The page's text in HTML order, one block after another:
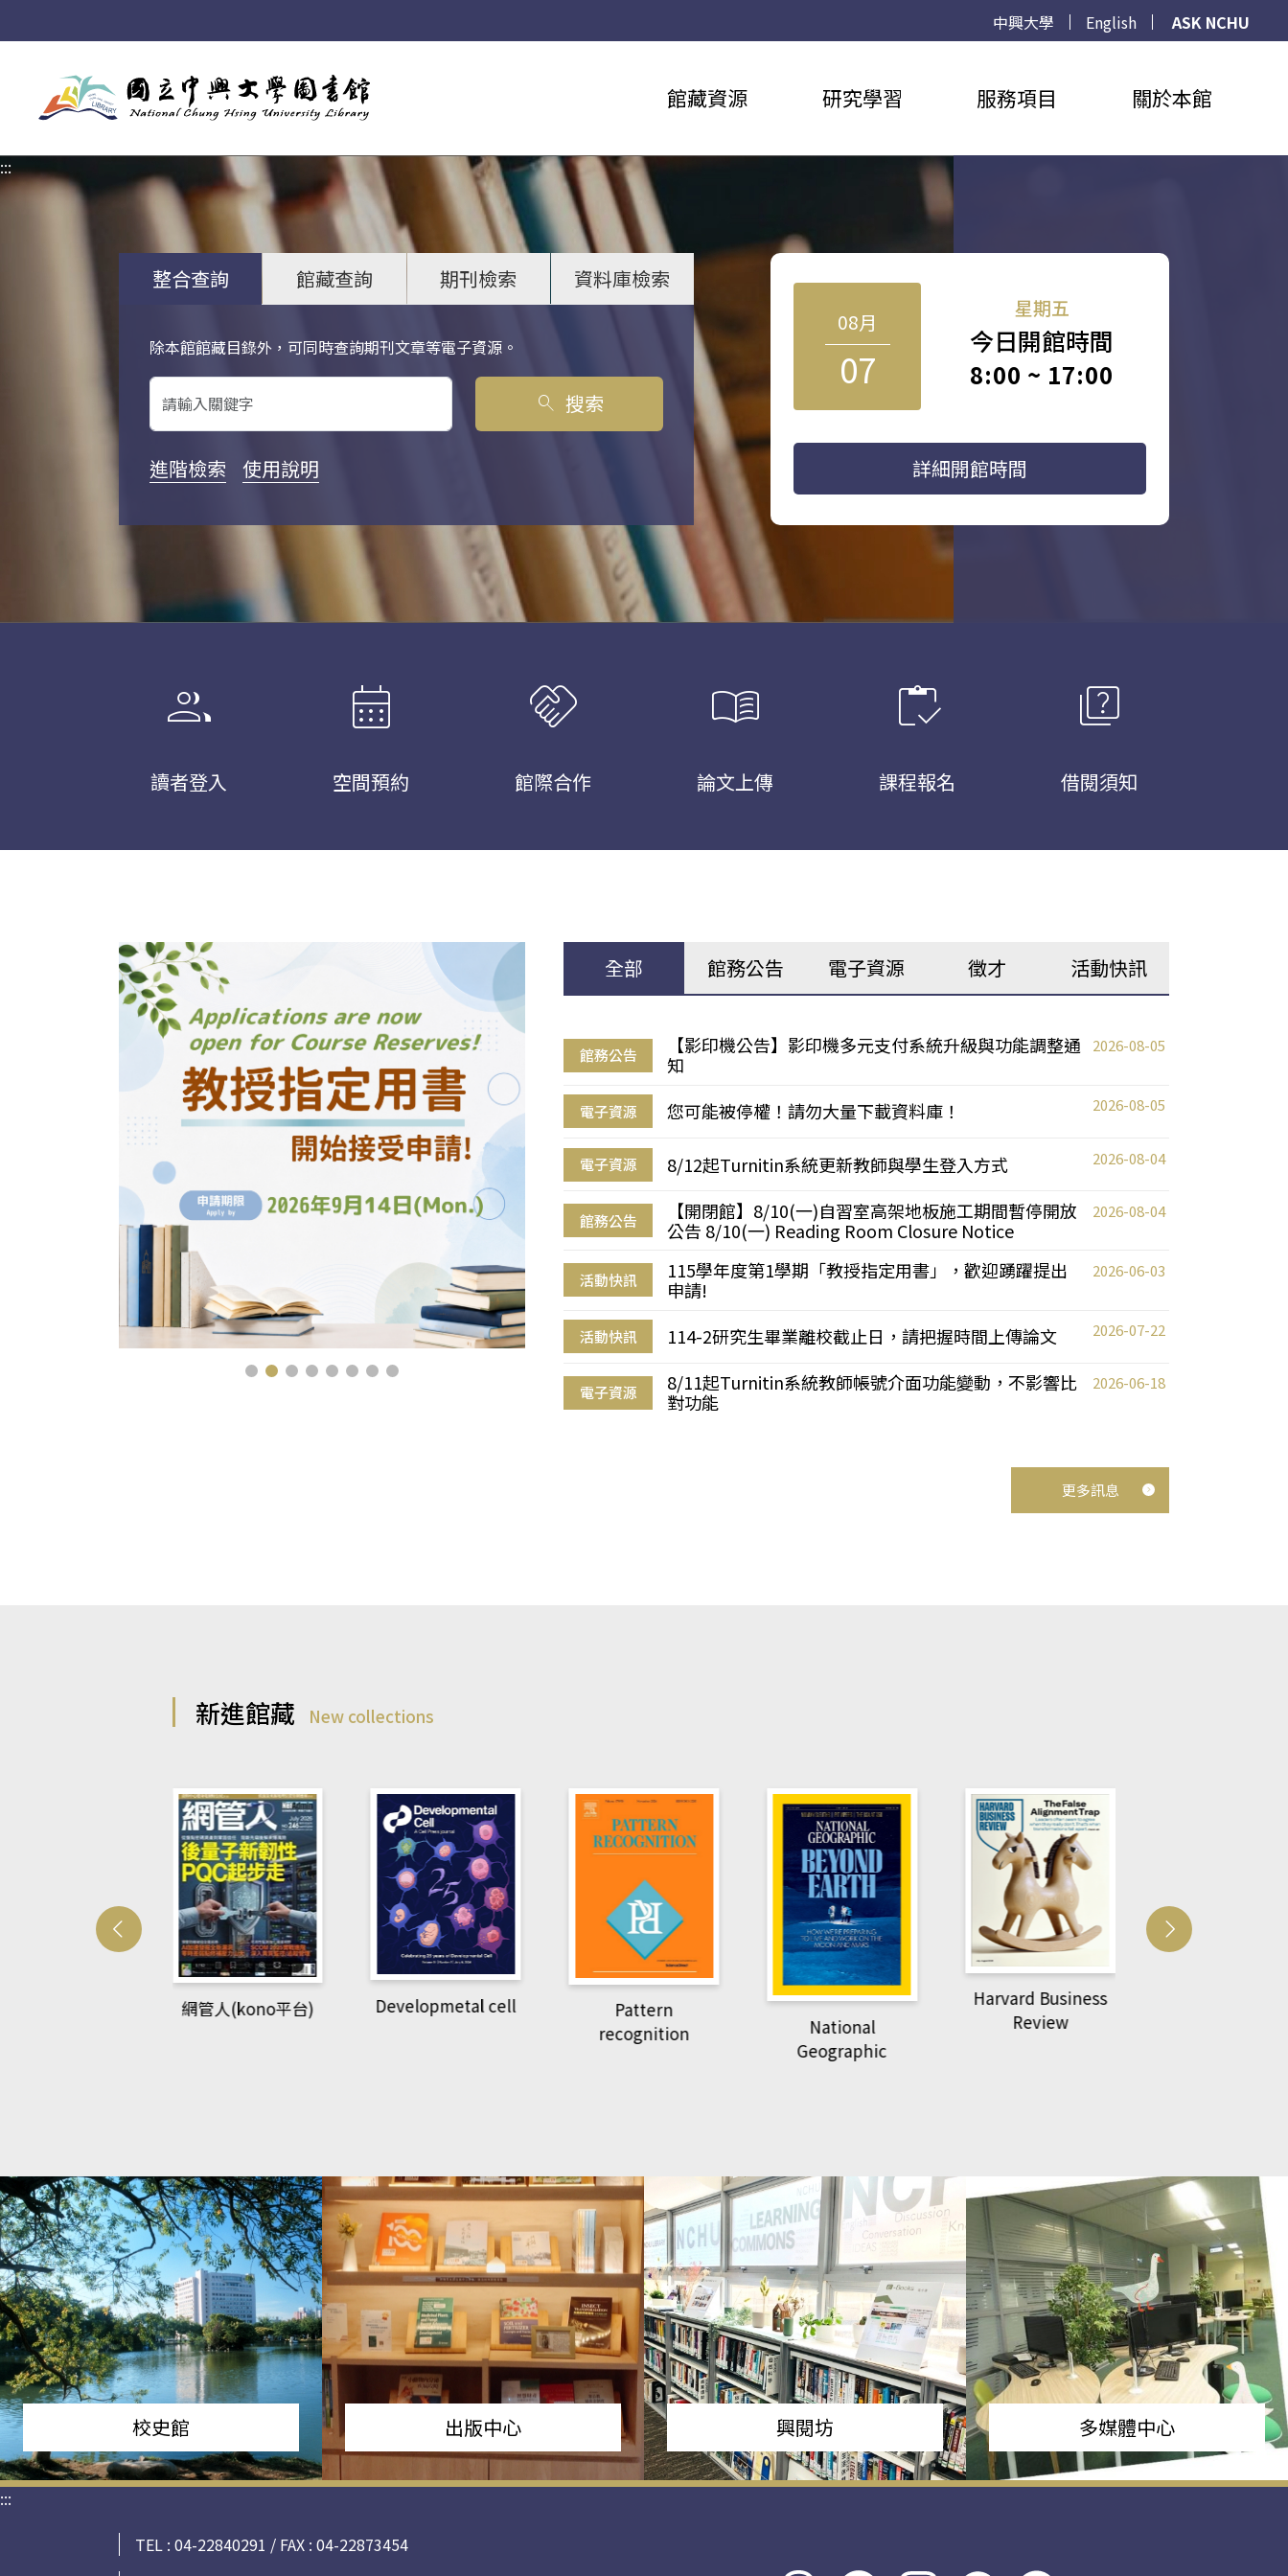
中興大學 English
ASK NCHU
館藏資源 研究學習 服務項目 關於本館
:::
整合查詢 館藏查詢 期刊檢索 資料庫檢索
除本館館藏目錄外，可同時查詢期刊文章等電子資源。
關鍵字搜尋
search 搜索
進階檢索 使用說明
08月
07
星期五
今日開館時間
8:00 ~ 17:00
詳細開館時間
group
讀者登入
calendar_month
空間預約
handshake
館際合作
menu_book
論文上傳
inventory
課程報名
quiz
借閱須知
全部 館務公告 電子資源 徵才 活動快訊
館務公告
【影印機公告】影印機多元支付系統升級與功能調整通
知
2026-08-05
電子資源 您可能被停權！請勿大量下載資料庫！ 2026-08-05
電子資源 8/12起Turnitin系統更新教師與學生登入方式 2026-08-04
館務公告
【開閉館】8/10(一)自習室高架地板施工期間暫停開放
公告 8/10(一) Reading Room Closure Notice
2026-08-04
活動快訊
115學年度第1學期「教授指定用書」，歡迎踴躍提出
申請!
2026-06-03
活動快訊 114-2研究生畢業離校截止日，請把握時間上傳論文 2026-07-22
電子資源
8/11起Turnitin系統教師帳號介面功能變動，不影響比
對功能
2026-06-18
更多訊息
新進館藏 New collections
Developmetal cell
Pattern
National
Geographic
Harvard Business
Review
萌動力一頁漫畫學生
校史館 出版中心 興閱坊 多媒體中心
:::
TEL : 04-22840291 / FAX : 04-22873454